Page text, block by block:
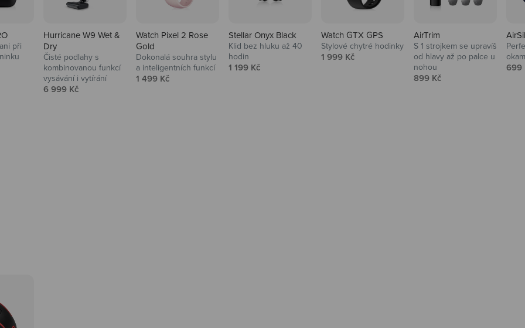
při
Hurricane W9 Wet &
Dry
Čisté podlahy s
kombinovanou funkcí
vysávání i vytírání
Prodejní cena
6 999 Kč
Watch Pixel 2 Rose
Gold
Dokonalá souhra stylu
a inteligentních funkcí
Prodejní cena
1 499 Kč
Stellar Onyx Black
Klid bez hluku až 40
hodin
Prodejní cena
1 199 Kč
Watch GTX GPS
Stylové chytré hodinky
Prodejní cena
1 999 Kč
AirTrim
S 1 strojkem se upravíš
od hlavy až po palce u
nohou
Prodejní cena
899 Kč
699